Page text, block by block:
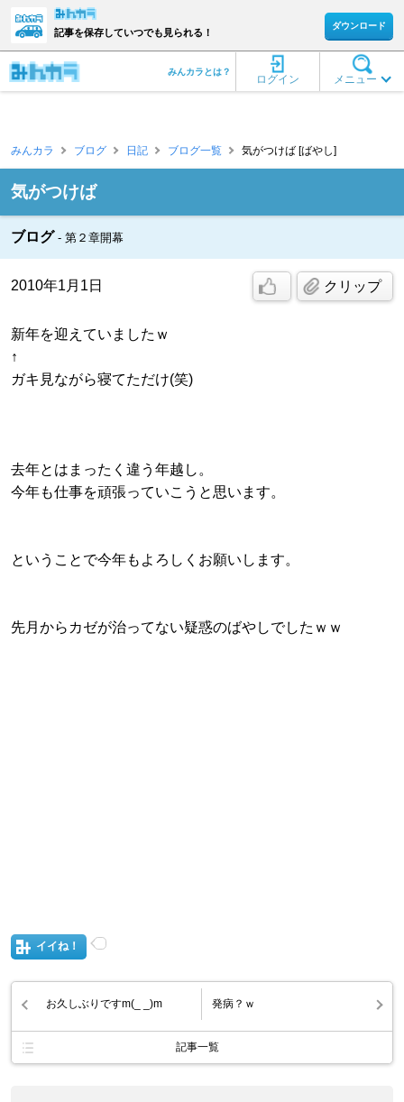
記事を保存していつでも見られる！
ダウンロード
メニュー
ログイン
みんカラとは？
みんカラ ブログ 日記 ブログ一覧 気がつけば [ばやし]
気がつけば
ブログ 第２章開幕
2010年1月1日 クリップ
新年を迎えていましたｗ
↑
ガキ見ながら寝てただけ(笑)
去年とはまったく違う年越し。
今年も仕事を頑張っていこうと思います。
ということで今年もよろしくお願いします。
先月からカゼが治ってない疑惑のばやしでしたｗｗ
イイね！
お久しぶりですm(_ _)m 発病？ｗ
記事一覧